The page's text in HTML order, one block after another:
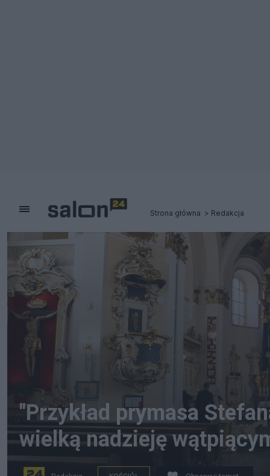
Strona główna Redakcja
"Przykład prymasa
wielką nadzieję